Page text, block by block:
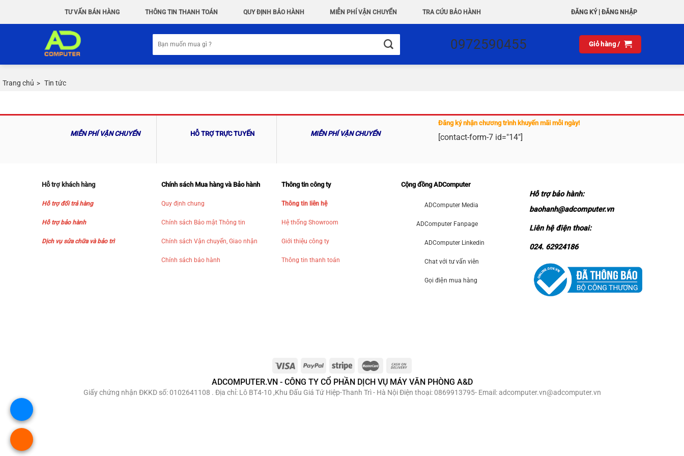
TƯ VẤN BÁN HÀNG THÔNG TIN THANH TOÁN QUY ĐỊNH BẢO HÀNH MIỄN PHÍ VẬN CHUYỂN TRA CỨU BẢO HÀNH ĐĂNG KÝ| ĐĂNG NHẬP
kiếm:
0972590455 Giỏ hàng /
Trang chủ > Tin tức
MIỄN PHÍ VẬN CHUYỂN HỖ TRỢ TRỰC TUYẾN MIỄN PHÍ VẬN CHUYỂN
Đăng ký nhận chương trình khuyến mãi mỗi ngày!
[contact-form-7 id="14"]
Hỗ trợ khách hàng
Hỗ trợ đổi trả hàng
Hỗ trợ bảo hành
Dịch vụ sửa chữa và bảo trì
Chính sách Mua hàng và Bảo hành
Quy định chung
Chính sách Bảo mật Thông tin
Chính sách Vận chuyển, Giao nhận
Chính sách bảo hành
Thông tin công ty
Thông tin liên hệ
Hệ thống Showroom
Giới thiệu công ty
Thông tin thanh toán
Cộng đồng ADComputer
ADComputer Media
ADComputer Fanpage
ADComputer Linkedin
Chat với tư vấn viên
Gọi điện mua hàng
Hỗ trợ bảo hành:
baohanh@adcomputer.vn
Liên hệ điện thoai:
024. 62924186
ADCOMPUTER.VN - CÔNG TY CỔ PHẦN DỊCH VỤ MÁY VĂN PHÒNG A&D
Giấy chứng nhận ĐKKD số: 0102641108 . Địa chỉ: Lô BT4-10 ,Khu Đấu Giá Tứ Hiệp-Thanh Trì - Hà Nội Điện thoại: 0869913795- Email: adcomputer.vn@adcomputer.vn